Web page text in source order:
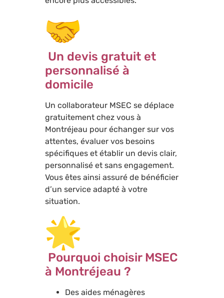
Un devis gratuit et
personnalisé à
domicile
Un collaborateur MSEC se déplace
gratuitement chez vous à
Montréjeau pour échanger sur vos
attentes, évaluer vos besoins
spécifiques et établir un devis clair,
personnalisé et sans engagement.
Vous êtes ainsi assuré de bénéficier
d’un service adapté à votre
situation.
Pourquoi choisir MSEC
à Montréjeau ?
Des aides ménagères